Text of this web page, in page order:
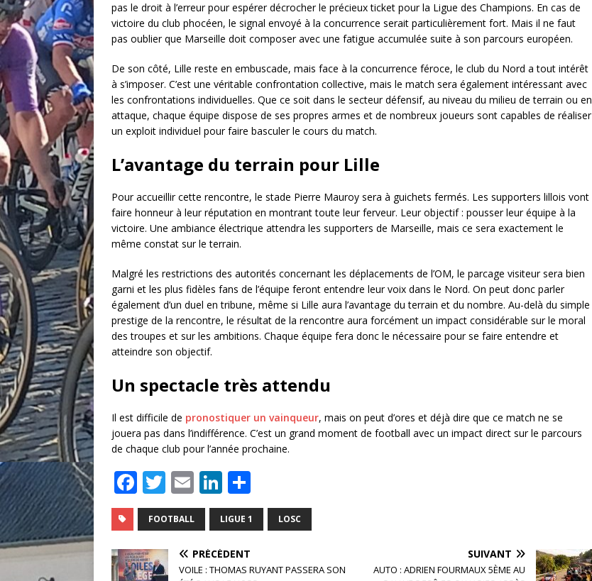
pas le droit à l’erreur pour espérer décrocher le précieux ticket pour la Ligue des Champions. En cas de
victoire du club phocéen, le signal envoyé à la concurrence serait particulièrement fort. Mais il ne faut
pas oublier que Marseille doit composer avec une fatigue accumulée suite à son parcours européen.
De son côté, Lille reste en embuscade, mais face à la concurrence féroce, le club du Nord a tout intérêt
à s’imposer. C’est une véritable confrontation collective, mais le match sera également intéressant avec
les confrontations individuelles. Que ce soit dans le secteur défensif, au niveau du milieu de terrain ou en
attaque, chaque équipe dispose de ses propres armes et de nombreux joueurs sont capables de réaliser
un exploit individuel pour faire basculer le cours du match.
L’avantage du terrain pour Lille
Pour accueillir cette rencontre, le stade Pierre Mauroy sera à guichets fermés. Les supporters lillois vont
faire honneur à leur réputation en montrant toute leur ferveur. Leur objectif : pousser leur équipe à la
victoire. Une ambiance électrique attendra les supporters de Marseille, mais ce sera exactement le
même constat sur le terrain.
Malgré les restrictions des autorités concernant les déplacements de l’OM, le parcage visiteur sera bien
garni et les plus fidèles fans de l’équipe feront entendre leur voix dans le Nord. On peut donc parler
également d’un duel en tribune, même si Lille aura l’avantage du terrain et du nombre. Au-delà du simple
prestige de la rencontre, le résultat de la rencontre aura forcément un impact considérable sur le moral
des troupes et sur les ambitions. Chaque équipe fera donc le nécessaire pour se faire entendre et
atteindre son objectif.
Un spectacle très attendu
Il est difficile de pronostiquer un vainqueur, mais on peut d’ores et déjà dire que ce match ne se
jouera pas dans l’indifférence. C’est un grand moment de football avec un impact direct sur le parcours
de chaque club pour l’année prochaine.
F
a
c
e
b
T
w
it
te
r
E
m
ai
l
Li
n
k
e
dI
ar
ta
e
FOOTBALL LIGUE 1 LOSC
PRÉCÉDENT
VOILE : THOMAS RUYANT PASSERA SON
SUIVANT
AUTO : ADRIEN FOURMAUX 5ÈME AU